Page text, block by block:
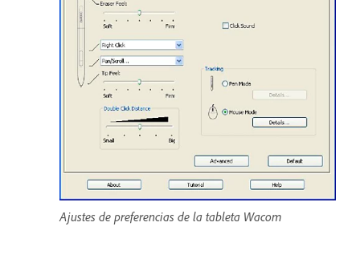
Ajustes de preferencias de la tableta Wacom